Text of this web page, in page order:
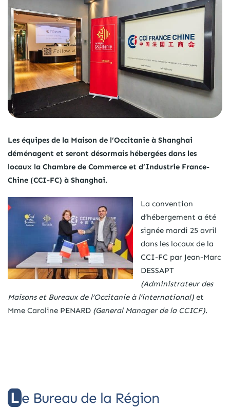
Les équipes de la Maison de l’Occitanie à Shanghai
déménagent et seront désormais hébergées dans les
locaux la Chambre de Commerce et d’Industrie France-
Chine (CCI-FC) à Shanghai.
La convention
d’hébergement a été
signée mardi 25 avril
dans les locaux de la
CCI-FC par Jean-Marc
DESSAPT
(Administrateur des
Maisons et Bureaux de l’Occitanie à l’international) et
Mme Caroline PENARD (General Manager de la CCICF).
Le Bureau de la Région